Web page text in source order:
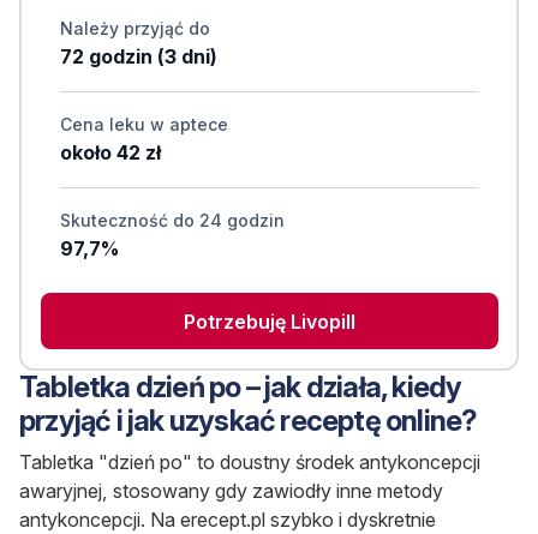
Należy przyjąć do
72 godzin (3 dni)
Cena leku w aptece
około 42 zł
Skuteczność do 24 godzin
97,7%
Potrzebuję Livopill
Tabletka dzień po – jak działa, kiedy
przyjąć i jak uzyskać receptę online?
Tabletka "dzień po" to doustny środek antykoncepcji
awaryjnej, stosowany gdy zawiodły inne metody
antykoncepcji. Na erecept.pl szybko i dyskretnie